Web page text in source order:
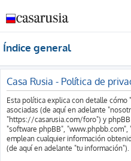
Índice general
Casa Rusia - Política de
Esta política explica con detalle cómo
asociadas (de aquí en adelante
"https://casarusia.com/foro") y
"software phpBB", "www.phpbb.com",
emplean cualquier información
(de aquí en adelante "tu información").